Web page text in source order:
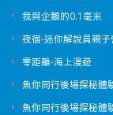
我與企鵝的0.1毫米
夜宿-迷你解說員親子
零距離-海上漫遊
魚你同行後場探秘體
魚你同行後場探秘體